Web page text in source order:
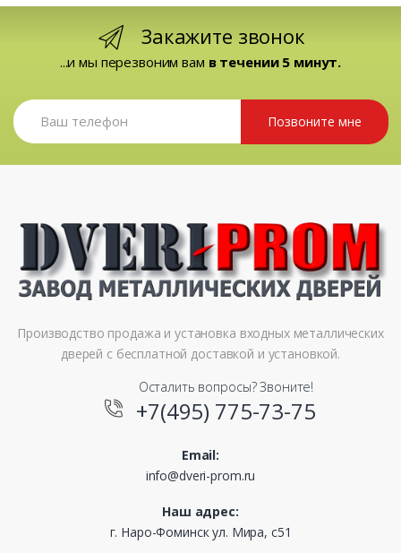
Закажите звонок
...и мы перезвоним вам в течении 5 минут.
Позвоните мне
Производство продажа и установка входных металлических
дверей с бесплатной доставкой и установкой.
Осталить вопросы? Звоните!
+7(495) 775-73-75
Email:
info@dveri-prom.ru
Наш адрес:
г. Наро-Фоминск ул. Мира, с51